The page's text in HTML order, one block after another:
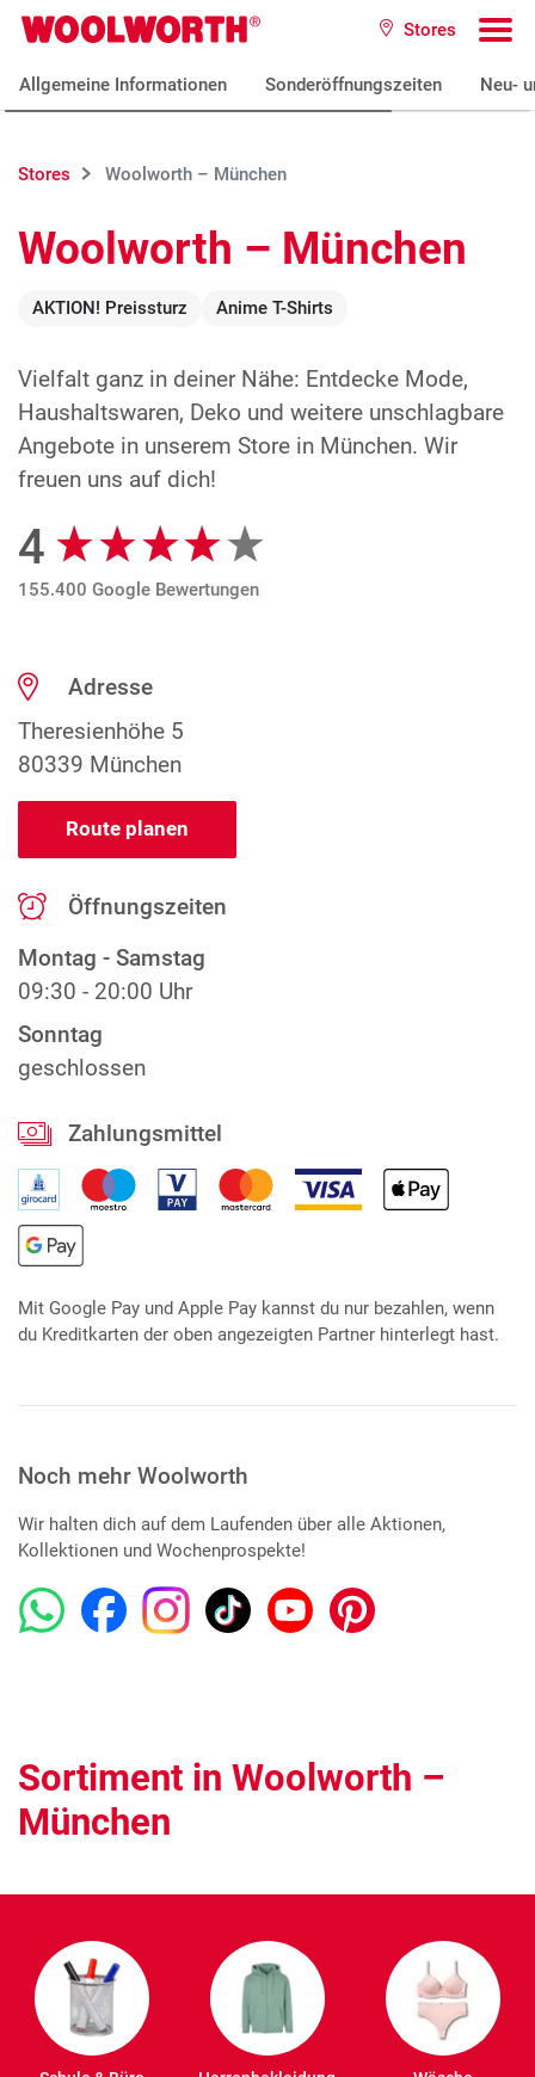
Zum Hauptinhalt
Woolworth GmbH Stores
Allgemeine Informationen Sonderöffnungszeiten Neu-
Stores Woolworth – München
Woolworth – München
AKTION! Preissturz Anime T-Shirts
Vielfalt ganz in deiner Nähe: Entdecke Mode,
Haushaltswaren, Deko und weitere unschlagbare
Angebote in unserem Store in München. Wir
freuen uns auf dich!
Google Bewertungen
4
155.400 Google Bewertungen
Adresse
Theresienhöhe 5
80339 München
Route planen
Öffnungszeiten
Montag - Samstag
09:30 - 20:00 Uhr
Sonntag
geschlossen
Zahlungsmittel
Mit Google Pay und Apple Pay kannst du nur bezahlen, wenn
du Kreditkarten der oben angezeigten Partner hinterlegt hast.
Noch mehr Woolworth
Wir halten dich auf dem Laufenden über alle Aktionen,
Kollektionen und Wochenprospekte!
Sortiment in Woolworth –
München